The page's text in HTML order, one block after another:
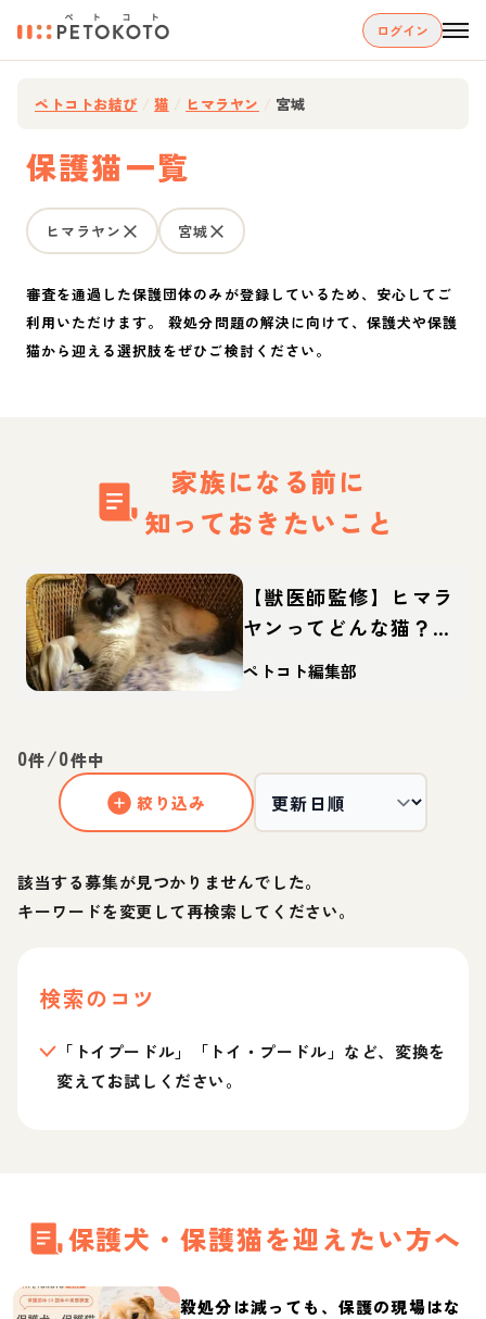
ログイン
ペトコトお結び 猫 ヒマラヤン 宮城
保護猫一覧
ヒマラヤン 宮城
審査を通過した保護団体のみが登録しているため、安心してご
利用いただけます。 殺処分問題の解決に向けて、保護犬や保護
猫から迎える選択肢をぜひご検討ください。
家族になる前に
知っておきたいこと
【獣医師監修】ヒマラ
ヤンってどんな猫？性
格・体重・寿命の特
徴・迎え方
ペトコト編集部
0件/0件中
絞り込み
該当する募集が見つかりませんでした。
キーワードを変更して再検索してください。
検索のコツ
「トイプードル」「トイ・プードル」など、変換を
変えてお試しください。
保護犬・保護猫を迎えたい方へ
殺処分は減っても、保護の現場はな